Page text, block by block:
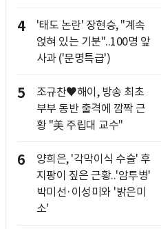
4
'태도 논란' 장현승, "계속
얹혀 있는 기분"..100명 앞
사과 ('문명특급')
5
조규찬♥해이, 방송 최초
부부 동반 출격에 깜짝 근
황 "美 주립대 교수"
6
양희은, '각막이식 수술' 후
지팡이 짚은 근황..'암투병'
박미선·이성미와 '밝은미
소'